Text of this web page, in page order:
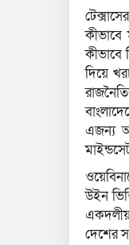
কীভাবে
দিয়ে
এজন্য
উইন
একদলীয়
দেশের